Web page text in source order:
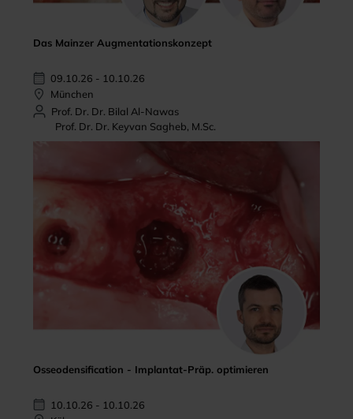
Das Mainzer Augmentationskonzept
09.10.26 - 10.10.26
München
Prof. Dr. Dr. Bilal Al-Nawas
Prof. Dr. Dr. Keyvan Sagheb, M.Sc.
Osseodensification - Implantat-Präp. optimieren
10.10.26 - 10.10.26